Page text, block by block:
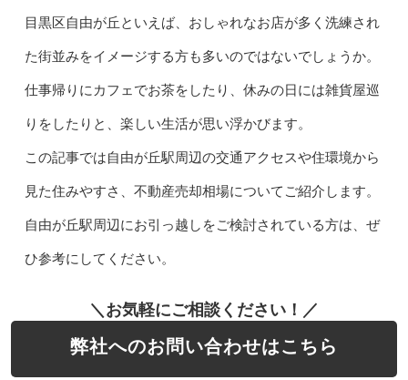
目黒区自由が丘といえば、おしゃれなお店が多く洗練され
た街並みをイメージする方も多いのではないでしょうか。
仕事帰りにカフェでお茶をしたり、休みの日には雑貨屋巡
りをしたりと、楽しい生活が思い浮かびます。
この記事では自由が丘駅周辺の交通アクセスや住環境から
見た住みやすさ、不動産売却相場についてご紹介します。
自由が丘駅周辺にお引っ越しをご検討されている方は、ぜ
ひ参考にしてください。
＼お気軽にご相談ください！／
弊社へのお問い合わせはこちら